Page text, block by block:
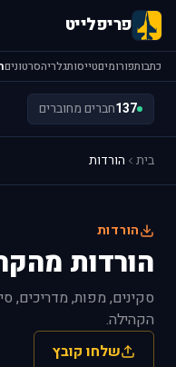
פריפלייט
כתבותפורומיםטייסותגלריהסרטונים
137חברים מחוברים
בית הורדות
הורדות
הורדות
סקינים, מפות, מדריכים,
הקהילה.
שלחו קובץ